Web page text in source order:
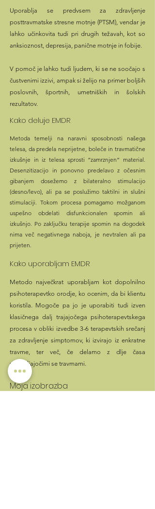
Uporablja se predvsem za zdravljenje
posttravmatske stresne motnje (PTSM), vendar je
lahko učinkovita tudi pri drugih težavah, kot so
anksioznost, depresija, panične motnje in fobije.
V pomoč je lahko tudi ljudem, ki se ne soočajo s
čustvenimi izzivi, ampak si želijo na primer boljših
poslovnih, športnih, umetniških in šolskih
rezultatov.
Kako deluje EMDR
Metoda temelji na naravni sposobnosti našega
telesa, da predela neprijetne, boleče in travmatične
izkušnje in iz telesa sprosti “zamrznjen” material.
Desenzitizacijo in ponovno predelavo z očesnim
gibanjem dosežemo z bilateralno stimulacijo
(desno/levo), ali pa se poslužimo taktilni in slušni
stimulaciji. Tokom procesa pomagamo možganom
uspešno obdelati disfunkcionalen spomin ali
izkušnjo. Po zaključku terapije spomin na dogodek
nima več negativnega naboja, je nevtralen ali pa
prijeten.
Kako uporabljam EMDR
Metodo največkrat uporabljam kot dopolnilno
psihoterapevtko orodje, ko ocenim, da bi klientu
koristila. Mogoče pa jo je uporabiti tudi izven
klasičnega dalj trajajočega psihoterapevtskega
procesa v obliki izvedbe 3-6 terapevtskih srečanj
za zdravljenje simptomov, ki izvirajo iz enkratne
travme, ter več, če delamo z dlje časa
ponavljajočimi se travmami.
Moja izobrazba